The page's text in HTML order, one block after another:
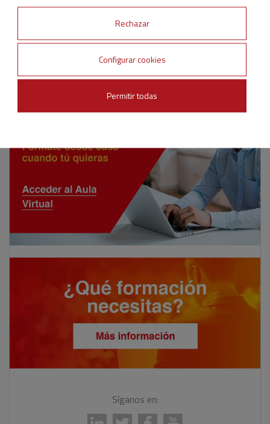
Síganos en:
Rechazar
Configurar cookies
Permitir todas